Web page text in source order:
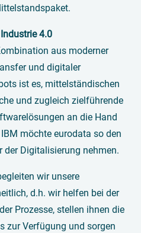
Industrie 4.0
aus moderner
und digitaler
ist es, mittelständischen
und zugleich zielführende
an die Hand
möchte eurodata so den
der Digitalisierung nehmen.
wir unsere
d.h. wir helfen bei der
Prozesse, stellen ihnen die
zur Verfügung und sorgen